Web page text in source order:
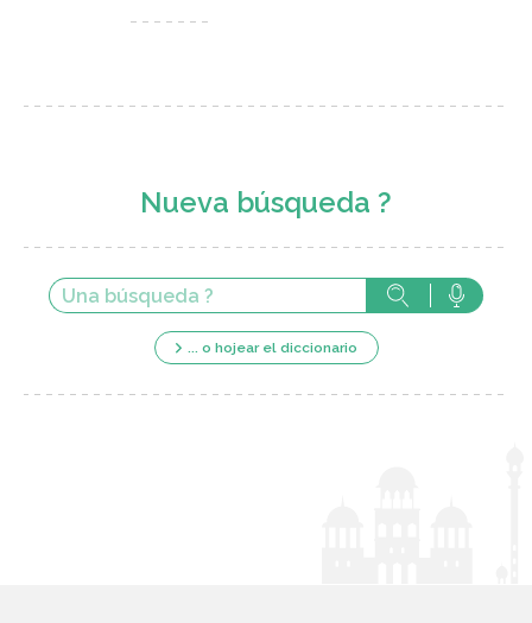
Nueva búsqueda ?
... o hojear el diccionario